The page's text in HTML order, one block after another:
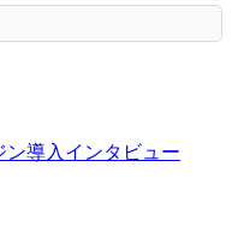
ン導入インタビュー